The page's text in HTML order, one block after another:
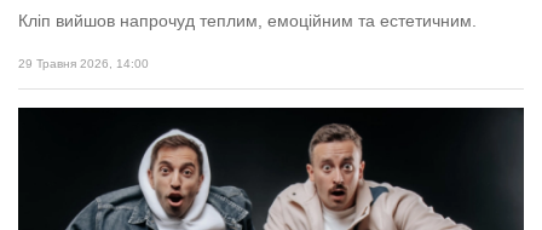
Афіша
ZONE 18+
Політика конфіденційності
Кліп вийшов напрочуд теплим, емоційним та естетичним.
29 Травня 2026, 14:00